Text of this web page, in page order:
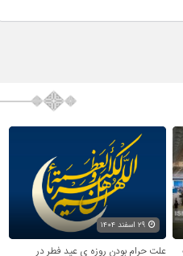
علت حرام بودن روزه ی عید فطر در